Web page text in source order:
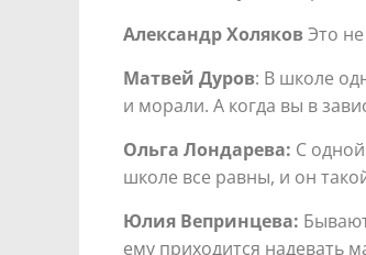
Александр ХоляковЭто
Матвей Дуров: В школе
и морали. А когда вы в
Ольга Лондарева: С
школе все равны, и он
Юлия Вепринцева:
ему приходится надевать